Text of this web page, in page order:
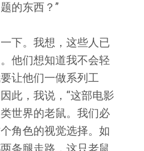
的东西？”
下。我想，这些人已
他们想知道我不会轻
让他们一做系列工
此，我说，“这部电影
世界的老鼠。我们必
角色的视觉选择。如
条腿走路，这只老鼠